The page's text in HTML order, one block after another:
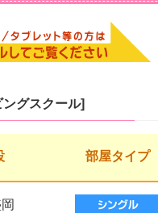
グスクール]
部屋タイプ